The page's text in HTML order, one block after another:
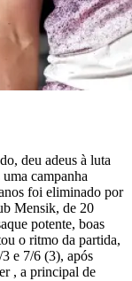
deu adeus à luta
campanha
foi eliminado por
Mensik, de 20
potente, boas
o ritmo da partida,
e 7/6 (3), após
, a principal de